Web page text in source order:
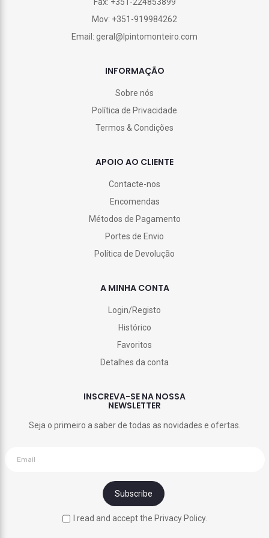
Mov: +351-919984262
Email: geral@lpintomonteiro.com
INFORMAÇÃO
Sobre nós
Política de Privacidade
Termos & Condições
APOIO AO CLIENTE
Contacte-nos
Encomendas
Métodos de Pagamento
Portes de Envio
Política de Devolução
A MINHA CONTA
Login/Registo
Histórico
Favoritos
Detalhes da conta
INSCREVA-SE NA NOSSA
NEWSLETTER
Seja o primeiro a saber de todas as novidades e ofertas.
I read and accept the Privacy Policy.